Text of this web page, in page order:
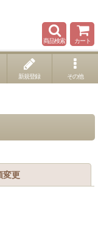
商品検索 カート
新規登録 その他
変更